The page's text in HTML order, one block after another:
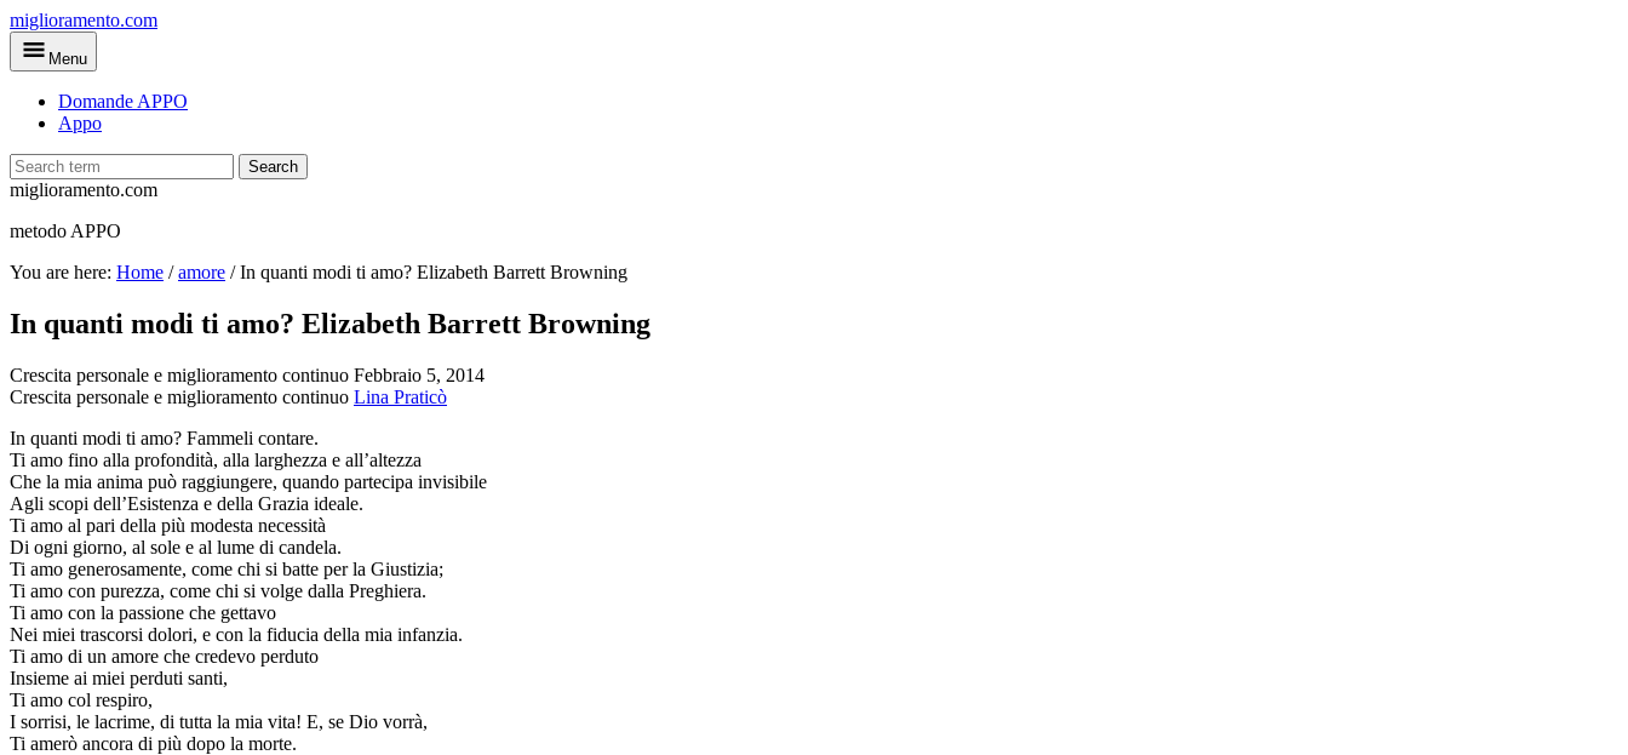
Skip
to
main
miglioramento.com
Menu
Domande APPO
Appo
Search
miglioramento.com
metodo APPO
You are here: Home /amore /In quanti modi ti amo? Elizabeth Barrett Browning
In quanti modi ti amo? Elizabeth Barrett Browning
Crescita personale e miglioramento continuo Febbraio 5, 2014
Crescita personale e miglioramento continuo Lina Praticò
In quanti modi ti amo? Fammeli contare.
Ti amo fino alla profondità, alla larghezza e all’altezza
Che la mia anima può raggiungere, quando partecipa invisibile
Agli scopi dell’Esistenza e della Grazia ideale.
Ti amo al pari della più modesta necessità
Di ogni giorno, al sole e al lume di candela.
Ti amo generosamente, come chi si batte per la Giustizia;
Ti amo con purezza, come chi si volge dalla Preghiera.
Ti amo con la passione che gettavo
Nei miei trascorsi dolori, e con la fiducia della mia infanzia.
Ti amo di un amore che credevo perduto
Insieme ai miei perduti santi,
Ti amo col respiro,
I sorrisi, le lacrime, di tutta la mia vita! E, se Dio vorrà,
Ti amerò ancora di più dopo la morte.